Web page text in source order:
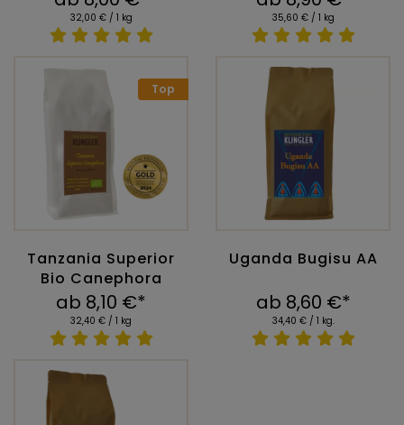
32,00 € / 1 kg 35,60 € / 1 kg
Top
Tanzania Superior
Bio Canephora
ab 8,10 €*
32,40 € / 1 kg
Uganda Bugisu AA
ab 8,60 €*
34,40 € / 1 kg.